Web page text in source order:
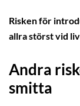
Risken för
allra störst vid
Andra
smitta